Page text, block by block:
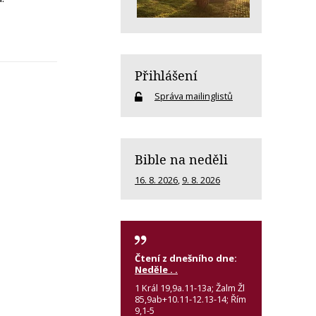
Přihlášení
Správa mailinglistů
Bible na neděli
16. 8. 2026 9. 8. 2026
Čtení z dnešního dne:
Neděle . .
1 Král 19,9a.11-13a; Žalm Žl
85,9ab+10.11-12.13-14; Řím
9,1-5